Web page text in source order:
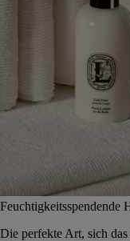
Feuchtigkeitsspendende
Die perfekte Art, sich